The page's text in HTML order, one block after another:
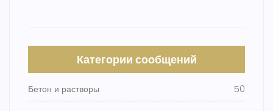
Категории сообщений
Бетон и растворы 50